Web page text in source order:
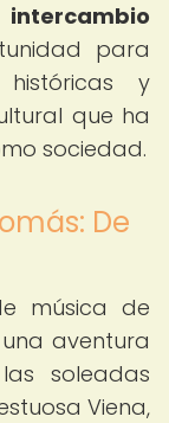
intercambio
para
históricas y
que ha
sociedad.
De
música de
aventura
soleadas
Viena,